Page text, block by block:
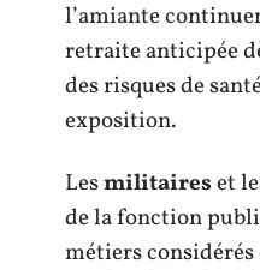
l’amiante
retraite anticipée
des risques de
exposition.
Lesmilitaireset
de la fonction
métiers